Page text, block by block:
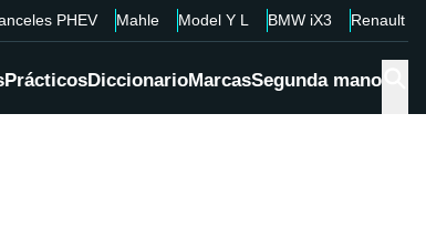
PHEV Mahle Model Y L BMW iX3 Renault
PrácticosDiccionarioMarcasSegunda mano